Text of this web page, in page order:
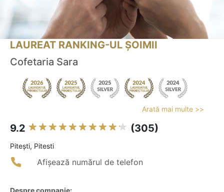
LAUREAT RANKING-UL ȘOIMII
Cofetaria Sara
Arată mai multe >>
9.2 (305)
Piteşti, Pitesti
Afișează numărul de telefon
Despre companie: